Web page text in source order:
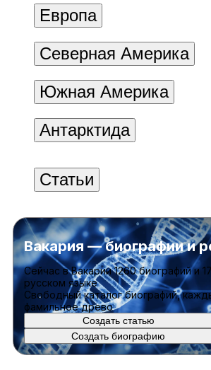
Европа
Северная Америка
Южная Америка
Антарктида
Статьи
Вакария — биографии и
Cейчас в Вакарии1260 биографийи
русском языке
Свободный каталог биографий,
фамильное древо
Создать статью
Создать биографию